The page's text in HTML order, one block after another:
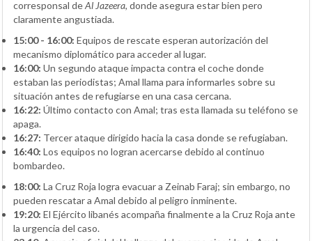
corresponsal deAl Jazeera, donde asegura estar bien pero
claramente angustiada.
15:00 - 16:00: Equipos de rescate esperan autorización del
mecanismo diplomático para acceder al lugar.
16:00: Un segundo ataque impacta contra el coche donde
estaban las periodistas; Amal llama para informarles sobre su
situación antes de refugiarse en una casa cercana.
16:22: Último contacto con Amal; tras esta llamada su teléfono se
apaga.
16:27: Tercer ataque dirigido hacia la casa donde se refugiaban.
16:40: Los equipos no logran acercarse debido al continuo
bombardeo.
18:00: La Cruz Roja logra evacuar a Zeinab Faraj; sin embargo, no
pueden rescatar a Amal debido al peligro inminente.
19:20: El Ejército libanés acompaña finalmente a la Cruz Roja ante
la urgencia del caso.